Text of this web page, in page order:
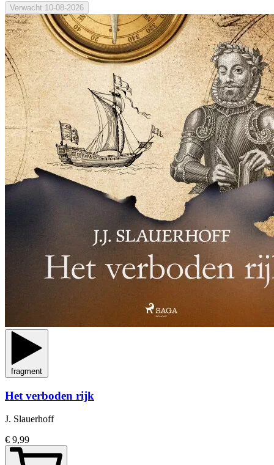
Verwacht 10-08-2026
fragment
Het verboden rijk
J. Slauerhoff
€ 9,99